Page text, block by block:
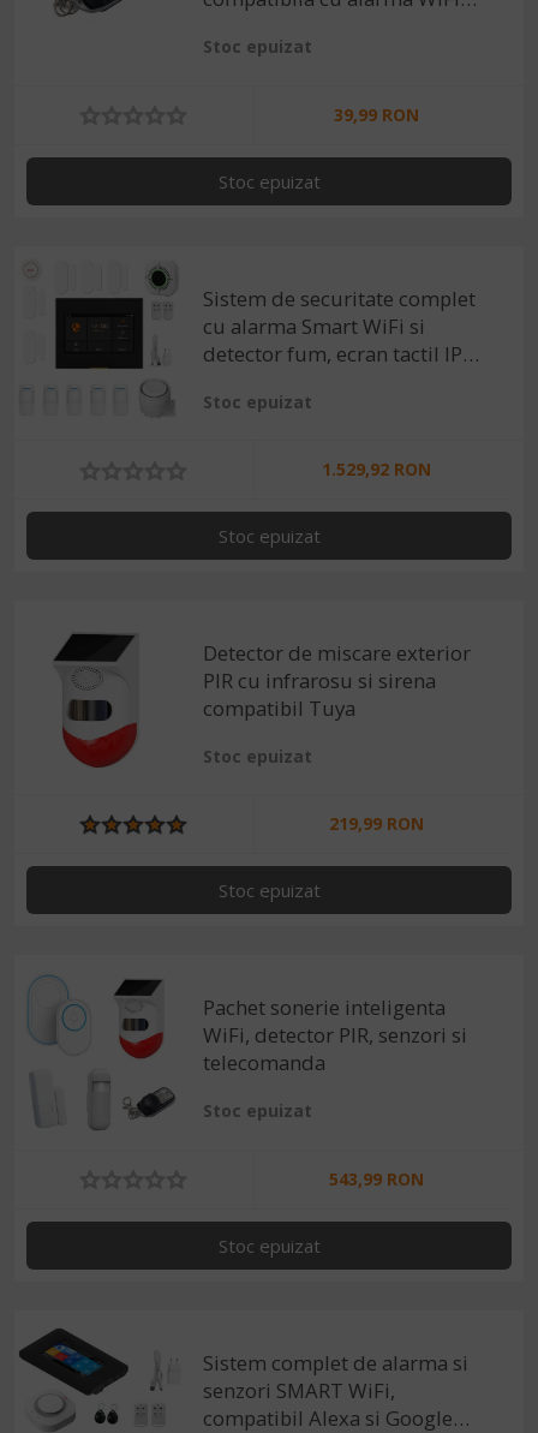
Stoc epuizat
39,99 RON
Stoc epuizat
Sistem de securitate complet
cu alarma Smart WiFi si
detector fum, ecran tactil IPS
SmartLife
Stoc epuizat
1.529,92 RON
Stoc epuizat
Detector de miscare exterior
PIR cu infrarosu si sirena
compatibil Tuya
Stoc epuizat
219,99 RON
Stoc epuizat
Pachet sonerie inteligenta
WiFi, detector PIR, senzori si
telecomanda
Stoc epuizat
543,99 RON
Stoc epuizat
Sistem complet de alarma si
senzori SMART WiFi,
compatibil Alexa si Google